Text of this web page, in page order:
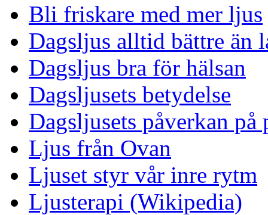
Bli friskare med mer ljus
Dagsljus alltid bättre än
Dagsljus bra för hälsan
Dagsljusets betydelse
Dagsljusets påverkan på
Ljus från Ovan
Ljuset styr vår inre rytm
Ljusterapi (Wikipedia)